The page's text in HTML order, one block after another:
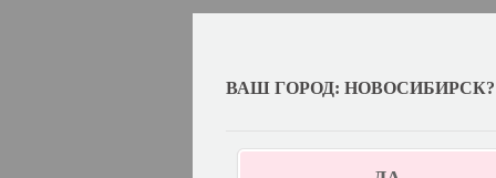
ВАШ ГОРОД: НОВОСИБИРСК?